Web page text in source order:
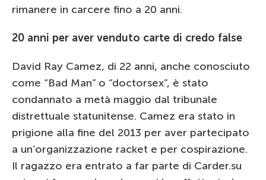
rimanere in carcere fino a 20 anni.
20 anni per aver venduto carte di credo false
David Ray Camez, di 22 anni, anche conosciuto
come “Bad Man” o “doctorsex”, è stato
condannato a metà maggio dal tribunale
distrettuale statunitense. Camez era stato in
prigione alla fine del 2013 per aver partecipato
a un’organizzazione racket e per cospirazione.
Il ragazzo era entrato a far parte di Carder.su